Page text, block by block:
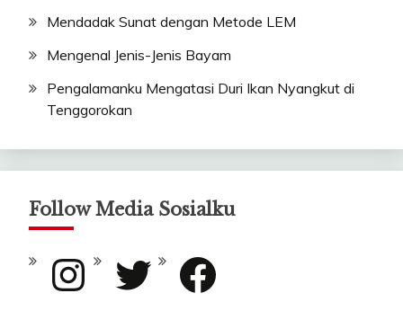
Mendadak Sunat dengan Metode LEM
Mengenal Jenis-Jenis Bayam
Pengalamanku Mengatasi Duri Ikan Nyangkut di
Tenggorokan
Follow Media Sosialku
Instagram Twitter Facebook